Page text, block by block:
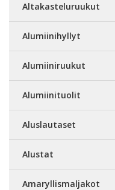
Altakasteluruukut
Alumiinihyllyt
Alumiiniruukut
Alumiinituolit
Aluslautaset
Alustat
Amaryllismaljakot